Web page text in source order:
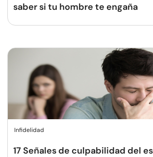
saber si tu hombre te engaña
Infidelidad
17 Señales de culpabilidad del